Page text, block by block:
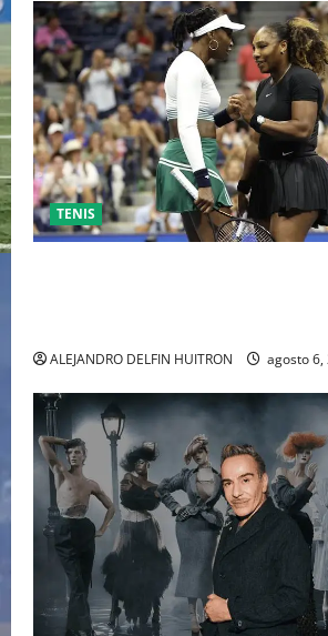
TENIS
ALEJANDRO DELFIN HUITRON agosto 6,